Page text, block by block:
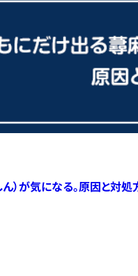
）が気になる。原因と対処